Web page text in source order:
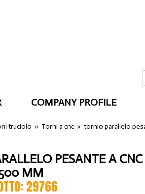
COMPANY PROFILE
truciolo » Torni a cnc »tornio parallelo
PESANTE A
MM
29766